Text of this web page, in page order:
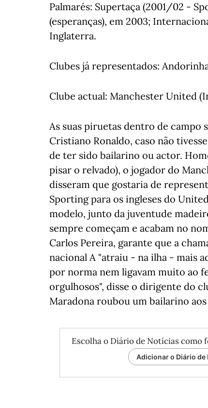
Palmarés: Supertaça (2001/02 -
(esperanças), em 2003;
Inglaterra.
Clubes já representados:
Clube actual: Manchester United
As suas piruetas dentro de
Cristiano Ronaldo, caso não
de ter sido bailarino ou actor.
pisar o relvado), o jogador do
disseram que gostaria de
Sporting para os ingleses do
modelo, junto da juventude
sempre começam e acabam no
Carlos Pereira, garante que a
nacional A "atraiu - na ilha - mais
por norma nem ligavam muito ao
orgulhosos", disse o dirigente do
Maradona roubou um bailarino
Escolha o Diário de Notícias como
Adicionar o Diário de